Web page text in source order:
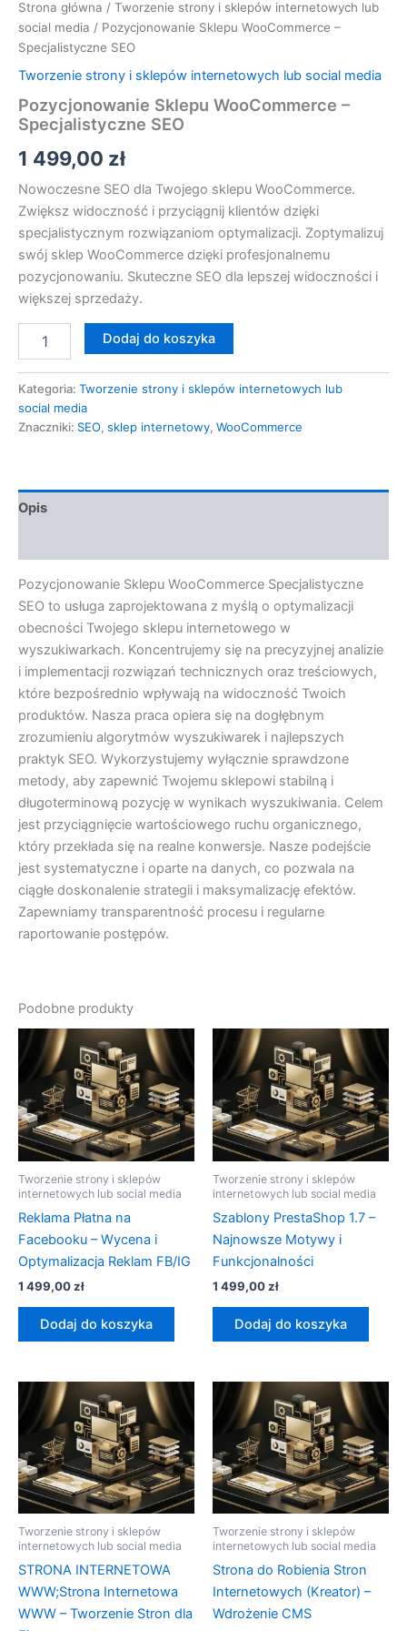
Strona główna / Tworzenie strony i sklepów internetowych lub
social media / Pozycjonowanie Sklepu WooCommerce –
Specjalistyczne SEO
Tworzenie strony i sklepów internetowych lub social media
Pozycjonowanie Sklepu WooCommerce –
Specjalistyczne SEO
1 499,00 zł
Nowoczesne SEO dla Twojego sklepu WooCommerce.
Zwiększ widoczność i przyciągnij klientów dzięki
specjalistycznym rozwiązaniom optymalizacji. Zoptymalizuj
swój sklep WooCommerce dzięki profesjonalnemu
pozycjonowaniu. Skuteczne SEO dla lepszej widoczności i
większej sprzedaży.
Dodaj do koszyka
Kategoria: Tworzenie strony i sklepów internetowych lub
social media
Znaczniki: SEO, sklep internetowy, WooCommerce
Opis
Pozycjonowanie Sklepu WooCommerce Specjalistyczne
SEO to usługa zaprojektowana z myślą o optymalizacji
obecności Twojego sklepu internetowego w
wyszukiwarkach. Koncentrujemy się na precyzyjnej analizie
i implementacji rozwiązań technicznych oraz treściowych,
które bezpośrednio wpływają na widoczność Twoich
produktów. Nasza praca opiera się na dogłębnym
zrozumieniu algorytmów wyszukiwarek i najlepszych
praktyk SEO. Wykorzystujemy wyłącznie sprawdzone
metody, aby zapewnić Twojemu sklepowi stabilną i
długoterminową pozycję w wynikach wyszukiwania. Celem
jest przyciągnięcie wartościowego ruchu organicznego,
który przekłada się na realne konwersje. Nasze podejście
jest systematyczne i oparte na danych, co pozwala na
ciągłe doskonalenie strategii i maksymalizację efektów.
Zapewniamy transparentność procesu i regularne
raportowanie postępów.
Podobne produkty
Tworzenie strony i sklepów
internetowych lub social media
Reklama Płatna na
Facebooku – Wycena i
Optymalizacja Reklam FB/IG
1 499,00zł
Dodaj do koszyka
Tworzenie strony i sklepów
internetowych lub social media
Szablony PrestaShop 1.7 –
Najnowsze Motywy i
Funkcjonalności
1 499,00zł
Dodaj do koszyka
Tworzenie strony i sklepów
internetowych lub social media
STRONA INTERNETOWA
WWW;Strona Internetowa
WWW – Tworzenie Stron dla
Tworzenie strony i sklepów
internetowych lub social media
Strona do Robienia Stron
Internetowych (Kreator) –
Wdrożenie CMS